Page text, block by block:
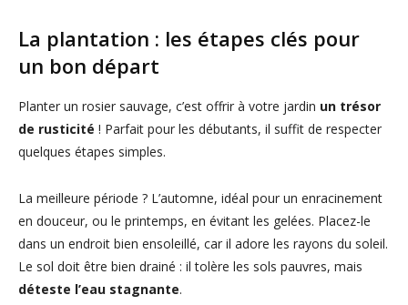
La plantation : les étapes clés pour
un bon départ
Planter un rosier sauvage, c’est offrir à votre jardin un trésor
de rusticité ! Parfait pour les débutants, il suffit de respecter
quelques étapes simples.
La meilleure période ? L’automne, idéal pour un enracinement
en douceur, ou le printemps, en évitant les gelées. Placez-le
dans un endroit bien ensoleillé, car il adore les rayons du soleil.
Le sol doit être bien drainé : il tolère les sols pauvres, mais
déteste l’eau stagnante.